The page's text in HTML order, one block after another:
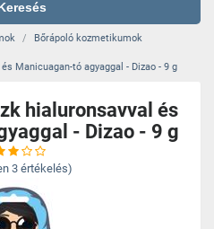
Keresés
Bőrápoló kozmetikumok
Manicuagan-tó agyaggal - Dizao - 9 g
hialuronsavval és
- Dizao - 9 g
3 értékelés)